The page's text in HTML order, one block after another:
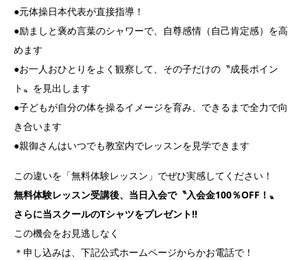
●元体操日本代表が直接指導！
●励ましと褒め言葉のシャワーで、自尊感情（自己肯定感）を高
めます
●お一人おひとりをよく観察して、その子だけの〝成長ポイン
ト〟を見出します
●子どもが自分の体を操るイメージを育み、できるまで全力で向
き合います
●親御さんはいつでも教室内でレッスンを見学できます
この違いを「無料体験レッスン」でぜひ実感してください！
無料体験レッスン受講後、当日入会で〝入会金100％OFF！〟
さらに当スクールのTシャツをプレゼント‼︎
この機会をお見逃しなく
＊申し込みは、下記公式ホームページからかお電話で！